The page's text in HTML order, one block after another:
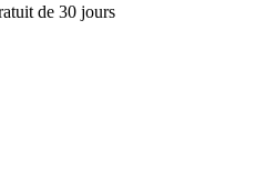
de 30 jours